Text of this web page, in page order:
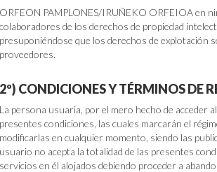
ORFEON PAMPLONES/IRUÑEKO ORFEIOA en
colaboradores de los derechos de propiedad
presuponiéndose que los derechos de explotación
proveedores.
2º) CONDICIONES Y TÉRMINOS DE
La persona usuaria, por el mero hecho de acceder
presentes condiciones, las cuales marcarán el
modificarlas en cualquier momento, siendo las
usuario no acepta la totalidad de las presentes
servicios en él alojados debiendo proceder a